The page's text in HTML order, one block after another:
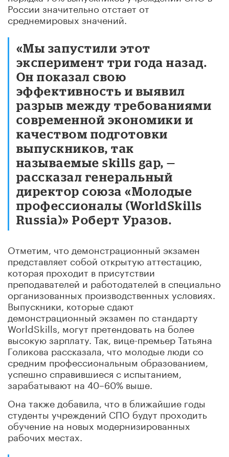
России значительно отстает от
среднемировых значений.
«Мы запустили этот
эксперимент три года назад.
Он показал свою
эффективность и выявил
разрыв между требованиями
современной экономики и
качеством подготовки
выпускников, так
называемые skills gap, —
рассказал генеральный
директор союза «Молодые
профессионалы (WorldSkills
Russia)» Роберт Уразов.
Отметим, что демонстрационный экзамен
представляет собой открытую аттестацию,
которая проходит в присутствии
преподавателей и работодателей в специально
организованных производственных условиях.
Выпускники, которые сдают
демонстрационный экзамен по стандарту
WorldSkills, могут претендовать на более
высокую зарплату. Так, вице-премьер Татьяна
Голикова рассказала, что молодые люди со
средним профессиональным образованием,
успешно справившиеся с испытанием,
зарабатывают на 40–60% выше.
Она также добавила, что в ближайшие годы
студенты учреждений СПО будут проходить
обучение на новых модернизированных
рабочих местах.